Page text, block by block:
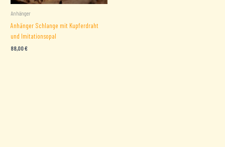
Anhänger
Anhänger Schlange mit Kupferdraht
und Imitationsopal
88,00€